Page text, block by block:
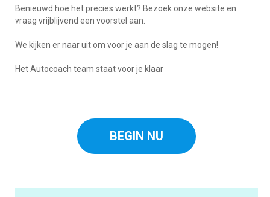
Benieuwd hoe het precies werkt? Bezoek onze website en
vraag vrijblijvend een voorstel aan.
We kijken er naar uit om voor je aan de slag te mogen!
Het Autocoach team staat voor je klaar
BEGIN NU